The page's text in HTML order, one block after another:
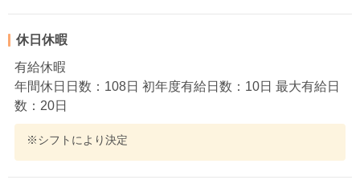
休日休暇
有給休暇
年間休日日数：108日 初年度有給日数：10日 最大有給日
数：20日
※シフトにより決定